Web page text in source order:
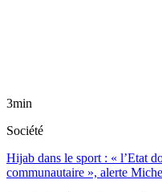
3min
Société
Hijab dans le sport : « l’Etat
communautaire », alerte